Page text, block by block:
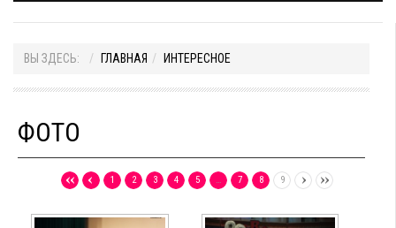
ВЫ ЗДЕСЬ: ГЛАВНАЯ ИНТЕРЕСНОЕ
ФОТО
1 2 3 4 5 … 7 8 9